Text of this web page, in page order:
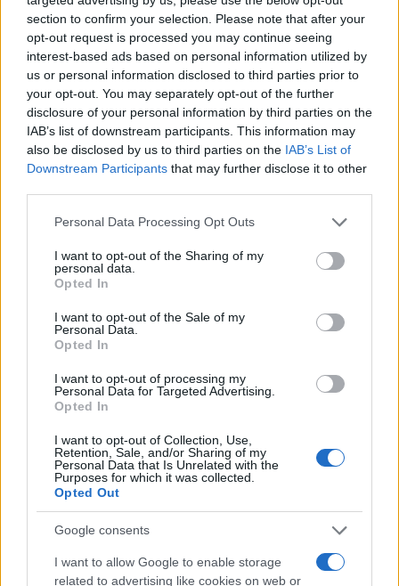
section to confirm your selection. Please note that after your
opt-out request is processed you may continue seeing
interest-based ads based on personal information utilized by
us or personal information disclosed to third parties prior to
your opt-out. You may separately opt-out of the further
disclosure of your personal information by third parties on the
IAB’s list of downstream participants. This information may
also be disclosed by us to third parties on the IAB’s List of
Downstream Participants that may further disclose it to other
Please note that this website/app uses one or more Google
not limited to your visit or usage behaviour. You may click to
grant or deny consent to Google and its third-party tags to
use your data for below specified purposes in below Google
consent section.
Personal Data Processing Opt Outs
I want to opt-out of the Sharing of my
personal data.
Opted In
I want to opt-out of the Sale of my
Personal Data.
Opted In
I want to opt-out of processing my
Personal Data for Targeted Advertising.
Opted In
I want to opt-out of Collection, Use,
Retention, Sale, and/or Sharing of my
Personal Data that Is Unrelated with the
Purposes for which it was collected.
Opted Out
Google consents
I want to allow Google to enable storage
related to advertising like cookies on web or